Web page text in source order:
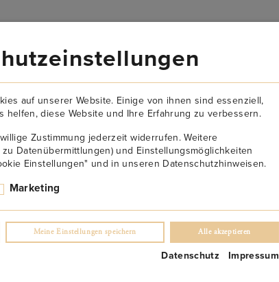
1 – 5of5
auf unserer Website. Einige von ihnen sind essenziell,
helfen, diese Website und Ihre Erfahrung zu verbessern.
Zustimmung jederzeit widerrufen. Weitere
Datenübermittlungen) und Einstellungsmöglichkeiten
Einstellungen" und in unseren Datenschutzhinweisen.
Marketing
Meine Einstellungen speichern Alle akzeptieren
Datenschutz Impressum